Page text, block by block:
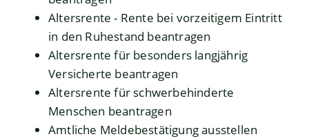
Altersrente - Rente bei vorzeitigem Eintritt
in den Ruhestand beantragen
Altersrente für besonders langjährig
Versicherte beantragen
Altersrente für schwerbehinderte
Menschen beantragen
Amtliche Meldebestätigung ausstellen